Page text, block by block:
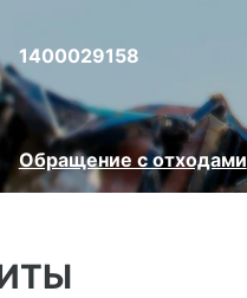
1400029158
Обращение с отходами